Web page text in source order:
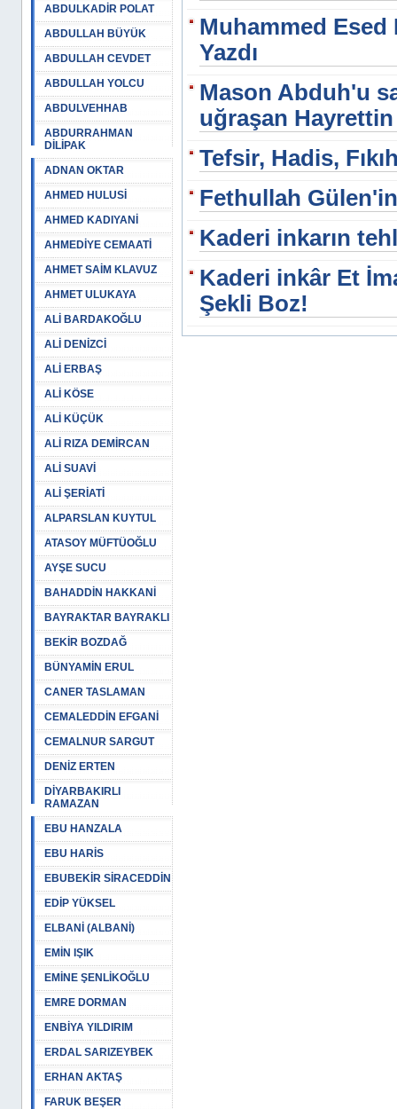
ABDULKADİR POLAT
ABDULLAH BÜYÜK
ABDULLAH CEVDET
ABDULLAH YOLCU
ABDULVEHHAB
ABDURRAHMAN
DİLİPAK
ADNAN OKTAR
AHMED HULUSİ
AHMED KADIYANİ
AHMEDİYE CEMAATİ
AHMET SAİM KLAVUZ
AHMET ULUKAYA
ALİ BARDAKOĞLU
ALİ DENİZCİ
ALİ ERBAŞ
ALİ KÖSE
ALİ KÜÇÜK
ALİ RIZA DEMİRCAN
ALİ SUAVİ
ALİ ŞERİATİ
ALPARSLAN KUYTUL
ATASOY MÜFTÜOĞLU
AYŞE SUCU
BAHADDİN HAKKANİ
BAYRAKTAR BAYRAKLI
BEKİR BOZDAĞ
BÜNYAMİN ERUL
CANER TASLAMAN
CEMALEDDİN EFGANİ
CEMALNUR SARGUT
DENİZ ERTEN
DİYARBAKIRLI
RAMAZAN
EBU HANZALA
EBU HARİS
EBUBEKİR SİRACEDDİN
EDİP YÜKSEL
ELBANİ (ALBANİ)
EMİN IŞIK
EMİNE ŞENLİKOĞLU
EMRE DORMAN
ENBİYA YILDIRIM
ERDAL SARIZEYBEK
ERHAN AKTAŞ
FARUK BEŞER
Muhammed
Yazdı
Mason Abduh'u
uğraşan
Tefsir, Hadis,
Fethullah
Kaderi inkarın
Kaderi inkâr Et
Şekli Boz!